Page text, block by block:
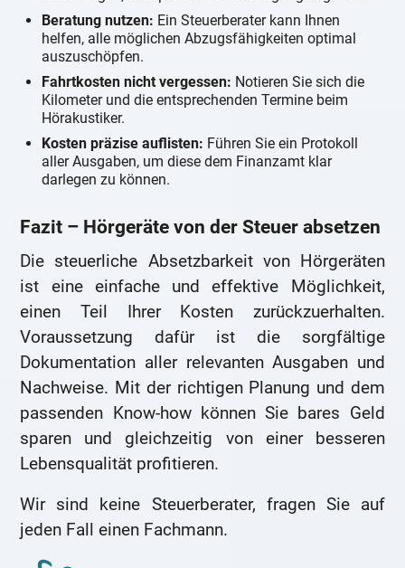
Beratung nutzen: Ein Steuerberater kann Ihnen
helfen, alle möglichen Abzugsfähigkeiten optimal
auszuschöpfen.
Fahrtkosten nicht vergessen: Notieren Sie sich die
Kilometer und die entsprechenden Termine beim
Hörakustiker.
Kosten präzise auflisten: Führen Sie ein Protokoll
aller Ausgaben, um diese dem Finanzamt klar
darlegen zu können.
Fazit – Hörgeräte von der Steuer absetzen
Die steuerliche Absetzbarkeit von Hörgeräten
ist eine einfache und effektive Möglichkeit,
einen Teil Ihrer Kosten zurückzuerhalten.
Voraussetzung dafür ist die sorgfältige
Dokumentation aller relevanten Ausgaben und
Nachweise. Mit der richtigen Planung und dem
passenden Know-how können Sie bares Geld
sparen und gleichzeitig von einer besseren
Lebensqualität profitieren.
Wir sind keine Steuerberater, fragen Sie auf
jeden Fall einen Fachmann.